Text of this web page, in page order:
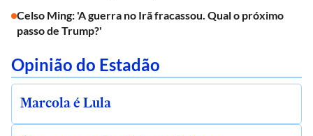
Celso Ming: 'A guerra no Irã fracassou. Qual o próximo
passo de Trump?'
Opinião do Estadão
Marcola é Lula